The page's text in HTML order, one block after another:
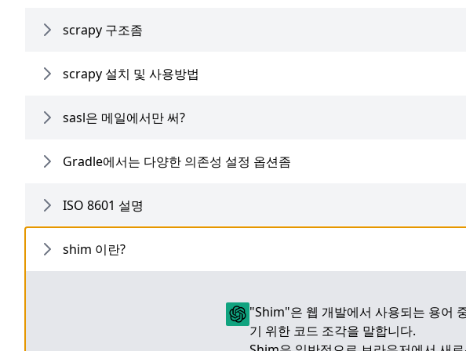
scrapy 구조좀
scrapy 설치 및 사용방법
sasl은 메일에서만 써?
Gradle에서는 다양한 의존성 설정 옵션좀
ISO 8601 설명
shim 이란?
"Shim"은 웹 개발에서 사용되는 용어
기 위한 코드 조각을 말합니다.